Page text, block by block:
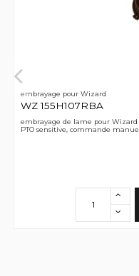
embrayage pour Wizard
WZ 155H107RBA
embrayage de lame pour Wizard
PTO sensitive, commande